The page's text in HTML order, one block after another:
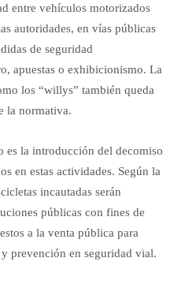
entre vehículos motorizados
autoridades, en vías públicas
de seguridad
apuestas o exhibicionismo. La
los “willys” también queda
la normativa.
es la introducción del decomiso
en estas actividades. Según la
incautadas serán
públicas con fines de
a la venta pública para
prevención en seguridad vial.